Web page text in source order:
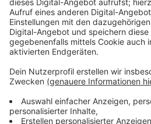
Weitere Infos und Links
Anzeige
Landes-Verkehrswacht in